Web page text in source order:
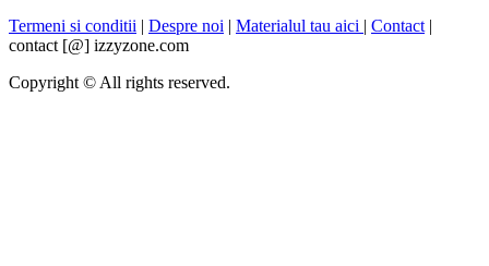
Termeni si conditii | Despre noi | Materialul tau aici | Contact |
contact [@] izzyzone.com
Copyright © All rights reserved.